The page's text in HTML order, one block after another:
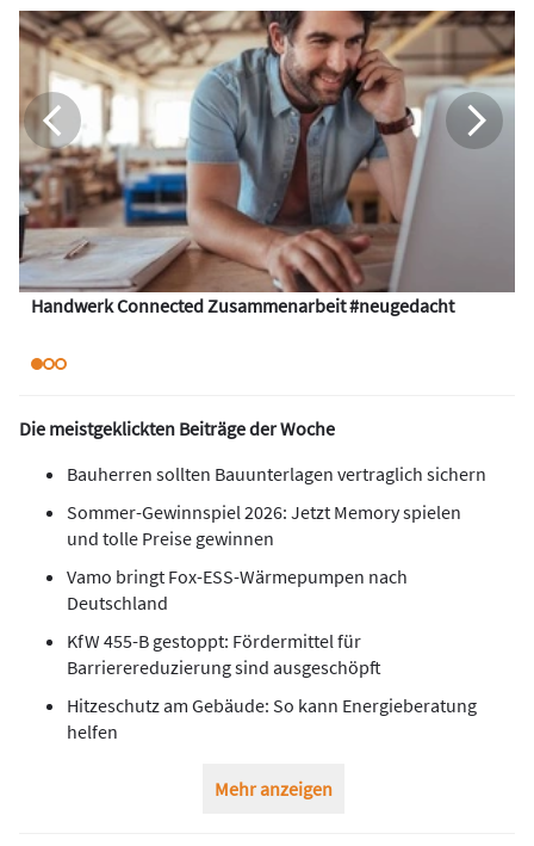
Handwerk Connected Zusammenarbeit #neugedacht
Die meistgeklickten Beiträge der Woche
Bauherren sollten Bauunterlagen vertraglich sichern
Sommer-Gewinnspiel 2026: Jetzt Memory spielen
und tolle Preise gewinnen
Vamo bringt Fox-ESS-Wärmepumpen nach
Deutschland
KfW 455-B gestoppt: Fördermittel für
Barrierereduzierung sind ausgeschöpft
Hitzeschutz am Gebäude: So kann Energieberatung
helfen
Mehr anzeigen